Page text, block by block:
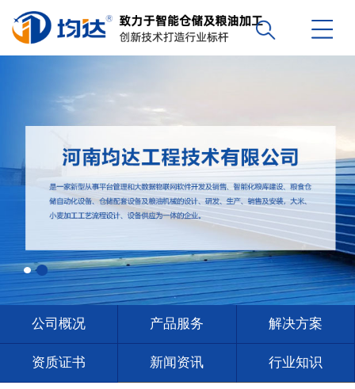
公司概况 产品服务 解决方案
资质证书 新闻资讯 行业知识